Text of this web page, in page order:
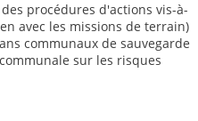
procédures d'actions vis-à-
avec les missions de terrain)
communaux de sauvegarde
sur les risques